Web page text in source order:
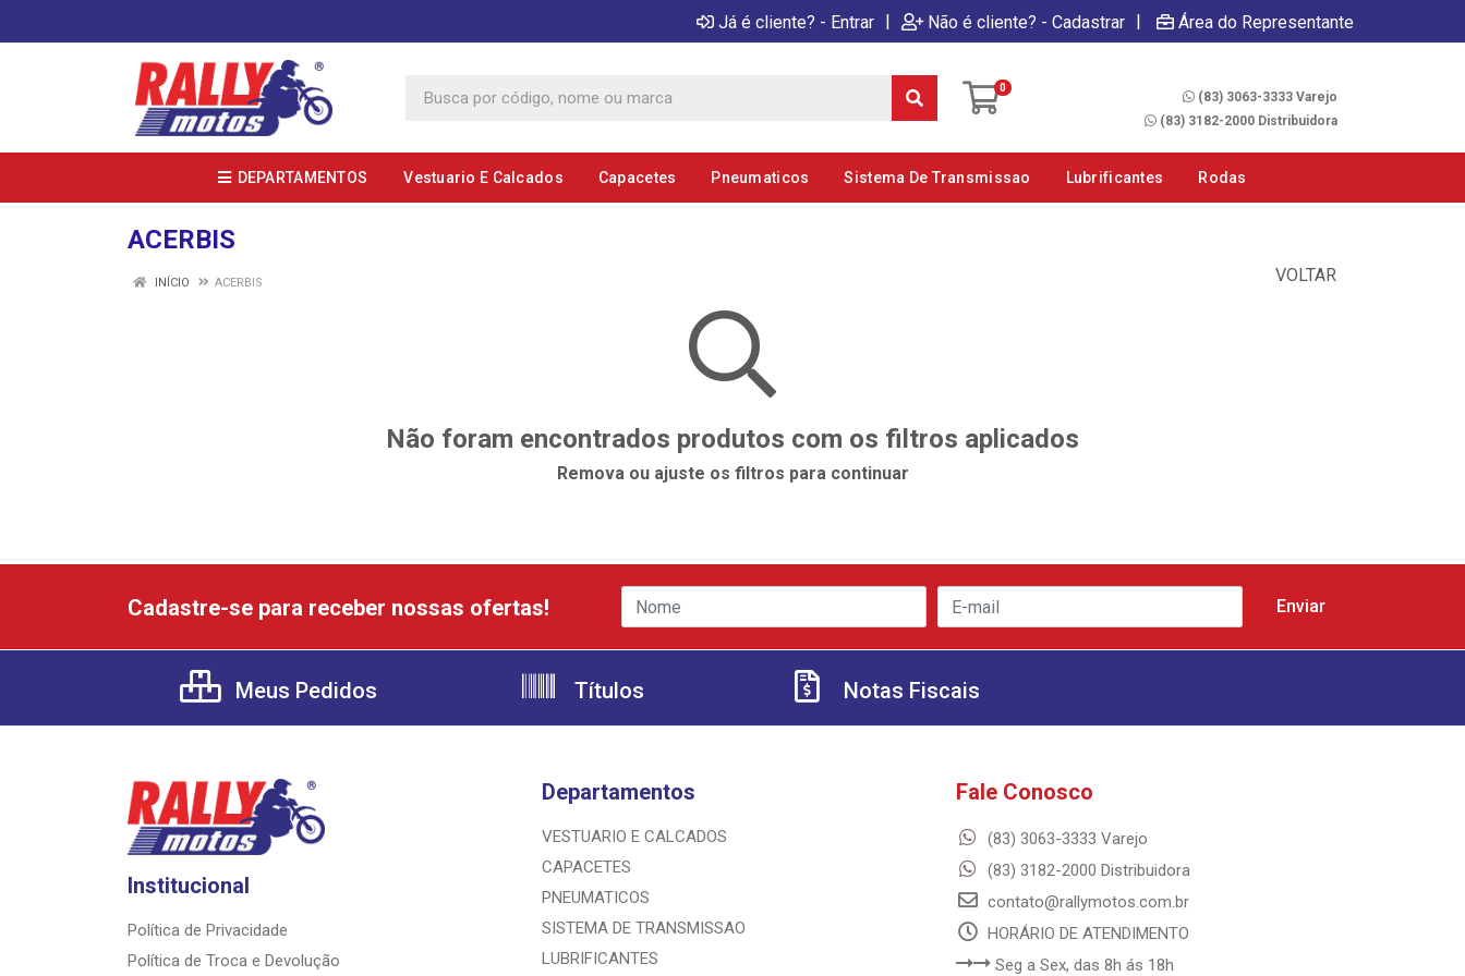
Já é cliente? - Entrar | Não é cliente? - Cadastrar | Área do Representante
0
(83) 3063-3333 Varejo
(83) 3182-2000 Distribuidora
DEPARTAMENTOS Vestuario E Calcados Capacetes Pneumaticos Sistema De Transmissao Lubrificantes Rodas
ACERBIS
VOLTAR
INÍCIO ACERBIS
Não foram encontrados produtos com os filtros aplicados
Remova ou ajuste os filtros para continuar
Cadastre-se para receber nossas ofertas!
Meus Pedidos Títulos Notas Fiscais
Institucional
Política de Privacidade
Política de Troca e Devolução
Departamentos
VESTUARIO E CALCADOS
CAPACETES
PNEUMATICOS
SISTEMA DE TRANSMISSAO
LUBRIFICANTES
Fale Conosco
(83) 3063-3333 Varejo
(83) 3182-2000 Distribuidora
contato@rallymotos.com.br
HORÁRIO DE ATENDIMENTO
Seg a Sex, das 8h ás 18h